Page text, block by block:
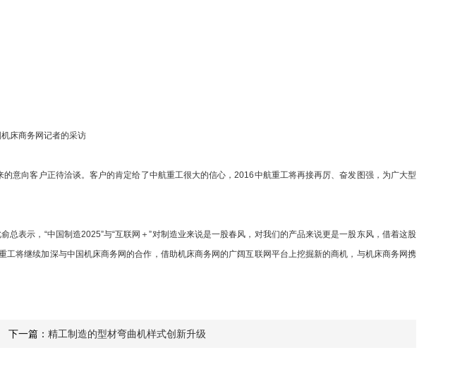
床商务网记者的采访
向客户正待洽谈。客户的肯定给了中航重工很大的信心，2016中航重工将再接再厉、奋发图强，为广大型
表示，“中国制造2025”与“互联网＋”对制造业来说是一股春风，对我们的产品来说更是一股东风，借着这股
将继续加深与中国机床商务网的合作，借助机床商务网的广阔互联网平台上挖掘新的商机，与机床商务网携
下一篇： 精工制造的型材弯曲机样式创新升级